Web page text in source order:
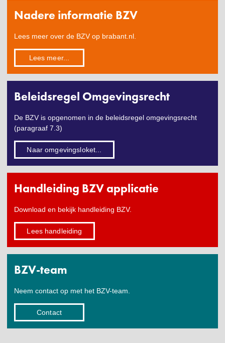
Nadere informatie BZV
Lees meer over de BZV op brabant.nl.
Lees meer...
Beleidsregel Omgevingsrecht
De BZV is opgenomen in de beleidsregel omgevingsrecht
(paragraaf 7.3)
Naar omgevingsloket...
Handleiding BZV applicatie
Download en bekijk handleiding BZV.
Lees handleiding
BZV-team
Neem contact op met het BZV-team.
Contact